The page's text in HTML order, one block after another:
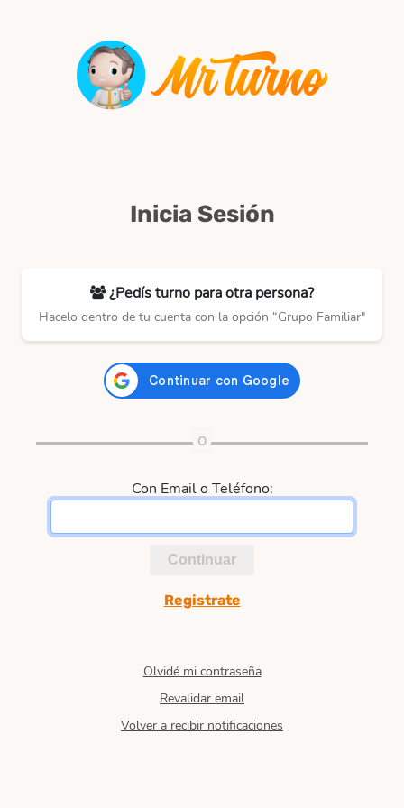
Inicia Sesión
¿Pedís turno para otra persona?
Hacelo dentro de tu cuenta con la opción “Grupo Familiar"
Con Email o Teléfono:
Continuar
Registrate
Olvidé mi contraseña
Revalidar email
Volver a recibir notificaciones